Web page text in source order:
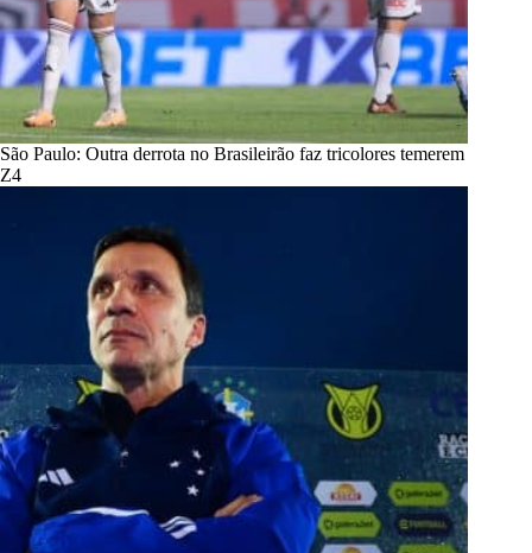
São Paulo: Outra derrota no Brasileirão faz tricolores temerem
Z4